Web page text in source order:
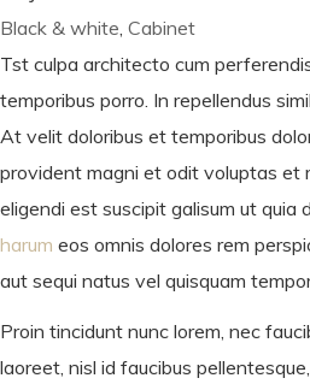
Black & white, Cabinet
Tst culpa architecto cum
temporibus porro. In repellendus
At velit doloribus et temporibus
provident magni et odit voluptas et
eligendi est suscipit galisum ut quia
harum eos omnis dolores rem
aut sequi natus vel quisquam
Proin tincidunt nunc lorem, nec
laoreet, nisl id faucibus